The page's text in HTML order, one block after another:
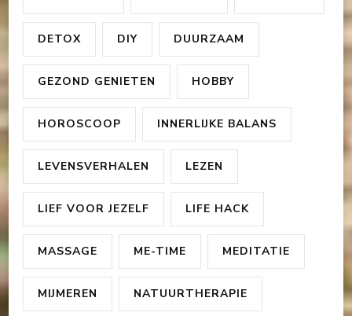
DETOX DIY DUURZAAM
GEZOND GENIETEN HOBBY
HOROSCOOP INNERLIJKE BALANS
LEVENSVERHALEN LEZEN
LIEF VOOR JEZELF LIFE HACK
MASSAGE ME-TIME MEDITATIE
MIJMEREN NATUURTHERAPIE